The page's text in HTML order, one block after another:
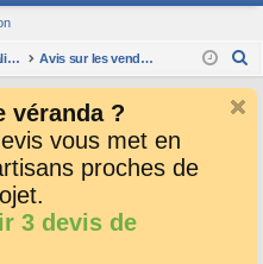
ne cri
Avis sur les verandalistes et les devis Avis sur les vendeurs de véranda
véranda ?
vous met en
proches de
3 devis de